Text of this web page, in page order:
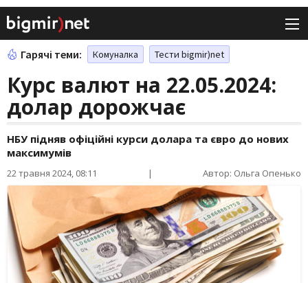
Гарячі теми: Комуналка Тести bigmir)net
Курс валют на 22.05.2024:
долар дорожчає
НБУ підняв офіційні курси долара та євро до нових
максимумів
22 травня 2024, 08:11 | Автор: Ольга Опенько